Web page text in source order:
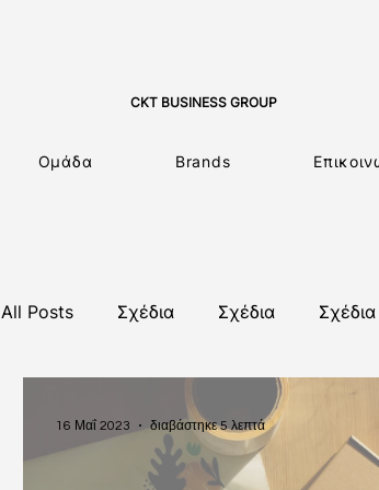
Ομάδα Brands
CKT BUSINESS GROUP
All Posts Σχέδια Σχέδια
Προγράμματα
16 Μαΐ 2023 διαβάστηκε 5 λεπτά